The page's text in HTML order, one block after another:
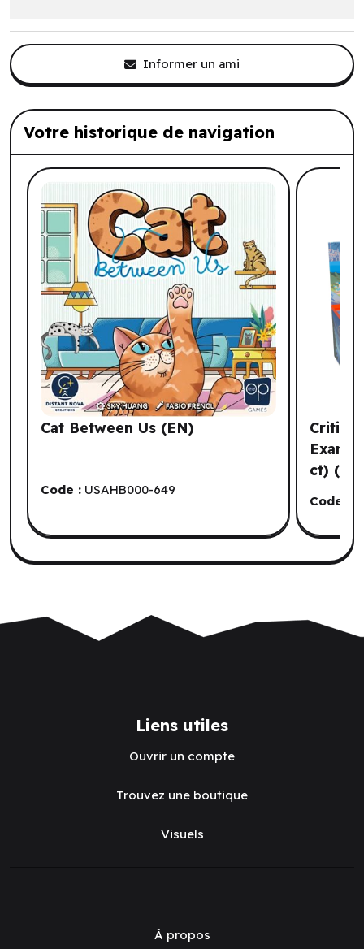
Informer un ami
Votre historique de navigation
Liste de produits suggérés: Votre
Cat Between Us (EN)
Code : USAHB000-649
ct)
Code :
Liens utiles
Ouvrir un compte
Trouvez une boutique
Visuels
À propos